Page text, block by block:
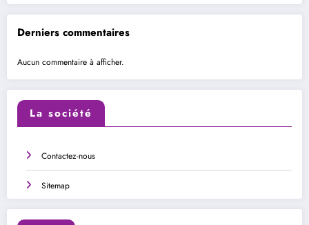
Derniers commentaires
Aucun commentaire à afficher.
La société
Contactez-nous
Sitemap